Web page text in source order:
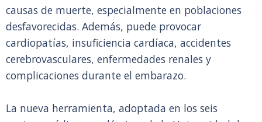
causas de muerte, especialmente en poblaciones
desfavorecidas. Además, puede provocar
cardiopatías, insuficiencia cardíaca, accidentes
cerebrovasculares, enfermedades renales y
complicaciones durante el embarazo.
La nueva herramienta, adoptada en los seis